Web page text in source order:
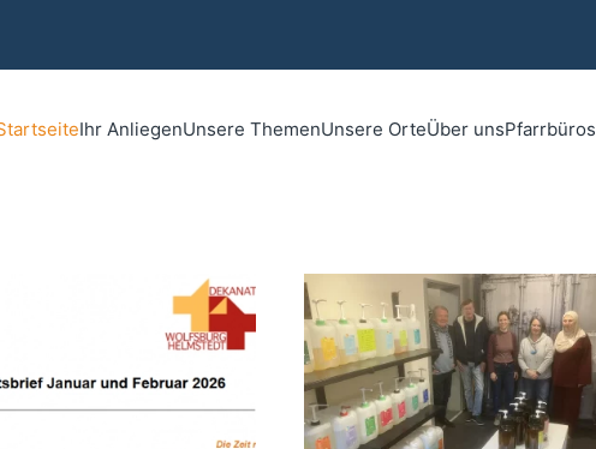
Ihr AnliegenUnsere ThemenUnsere OrteÜber unsPfarrbüros